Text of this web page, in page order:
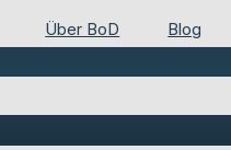
Über BoD Blog